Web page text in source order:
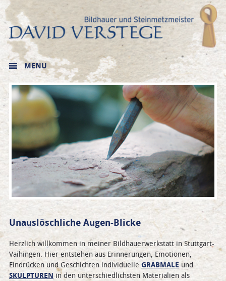
MENU
Unauslöschliche Augen-Blicke
Herzlich willkommen in meiner Bildhauerwerkstatt in Stuttgart-
Vaihingen. Hier entstehen aus Erinnerungen, Emotionen,
Eindrücken und Geschichten individuelle GRABMALE und
SKULPTUREN in den unterschiedlichsten Materialien als